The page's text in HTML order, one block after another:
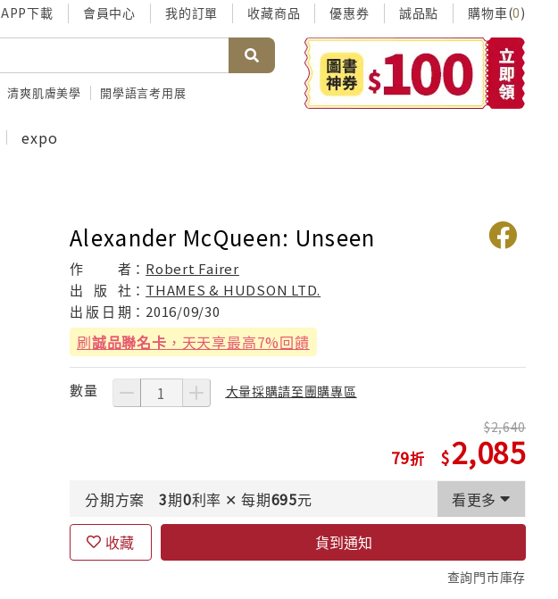
APP下載 會員中心 我的訂單 收藏商品 優惠券 誠品點 購物車(0)
清爽肌膚美學 開學語言考用展
expo
Alexander McQueen: Unseen
作 者： Robert Fairer
出
版 社： THAMES & HUDSON LTD.
出 版 日 期： 2016/09/30
刷誠品聯名卡 ，天天享最高7%回饋
數量 大量採購請至團購專區
79
2,640
2,085
分期方案 3期0利率 ✕ 每期695元 看更多
收藏 貨到通知
查詢門市庫存